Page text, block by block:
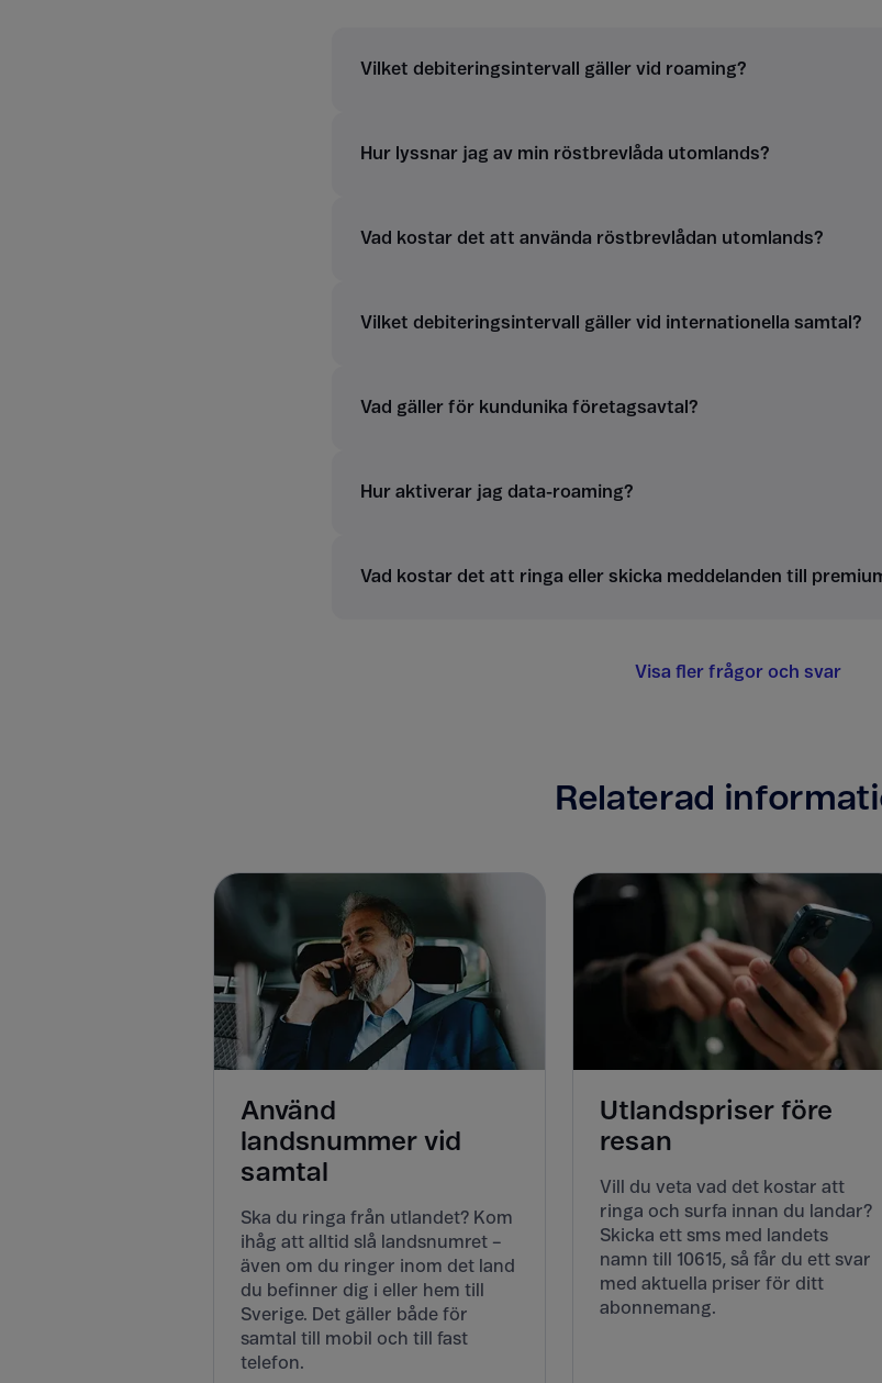
Vilket debiteringsintervall gäller vid roaming?
Hur lyssnar jag av min röstbrevlåda utomlands?
Vad kostar det att använda röstbrevlådan utomlands?
Vilket debiteringsintervall gäller vid internationella samtal?
Vad gäller för kundunika företagsavtal?
Hur aktiverar jag data-roaming?
Vad kostar det att ringa eller skicka meddelanden till
Visa fler frågor och svar
Relaterad
Använd
landsnummer vid
samtal
Ska du ringa från utlandet? Kom
ihåg att alltid slå landsnumret –
även om du ringer inom det land
du befinner dig i eller hem till
Sverige. Det gäller både för
samtal till mobil och till fast
telefon.
Utlandspriser före
resan
Vill du veta vad det kostar att
ringa och surfa innan du landar?
Skicka ett sms med landets
namn till 10615, så får du ett svar
med aktuella priser för ditt
abonnemang.